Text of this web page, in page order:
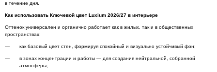
в течение дня.
Как использовать Ключевой цвет Luxium 2026/27 в интерьере
Оттенок универсален и органично работает как в жилых, так и в общественных
пространствах:
как базовый цвет стен, формируя спокойный и визуально устойчивый фон;
в зонах концентрации и работы — для создания нейтральной, собранной
атмосферы;